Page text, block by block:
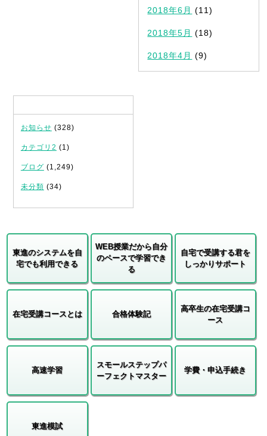
2018年6月 (11)
2018年5月 (18)
2018年4月 (9)
お知らせ (328)
カテゴリ2 (1)
ブログ (1,249)
未分類 (34)
東進のシステムを自
宅でも利用できる
WEB授業だから自分
のペースで学習でき
る
自宅で受講する君を
しっかりサポート
在宅受講コースとは 合格体験記
高卒生の在宅受講コ
ース
高速学習
スモールステップパ
ーフェクトマスター
学費・申込手続き
東進模試